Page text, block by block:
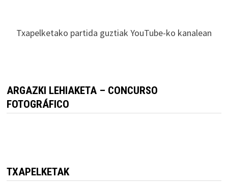
Txapelketako partida guztiak YouTube-ko kanalean
ARGAZKI LEHIAKETA – CONCURSO
FOTOGRÁFICO
TXAPELKETAK